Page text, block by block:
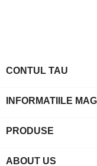
CONTUL TAU
INFORMATIILE
PRODUSE
ABOUT US